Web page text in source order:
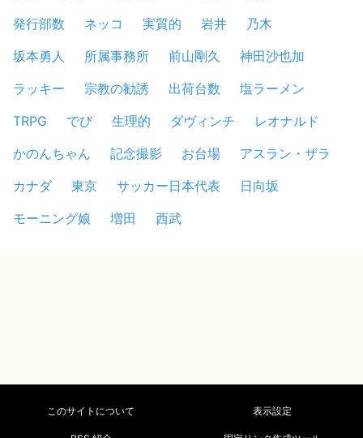
発行部数
ネッコ 実質的 岩井
乃木
坂本勇人
所属事務所 前山剛久
神田沙也加
ラッキー
宗教の勧誘 出荷台数
塩ラーメン
TRPG
でび 生理的 ダヴィンチ
レオナルド
かのんちゃん
記念撮影 お台場
アスラン・ザラ
カナダ
東京 サッカー日本代表
日向坂
モーニング娘
増田 西武
このサイトについて 表示設定